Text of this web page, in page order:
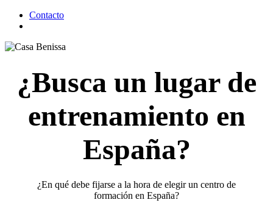
Contacto
¿Busca un lugar de
entrenamiento en
España?
¿En qué debe fijarse a la hora de elegir un centro de
formación en España?